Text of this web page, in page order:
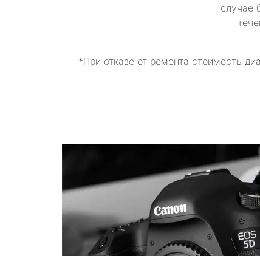
случае
*При отказе от ремонта стоимость